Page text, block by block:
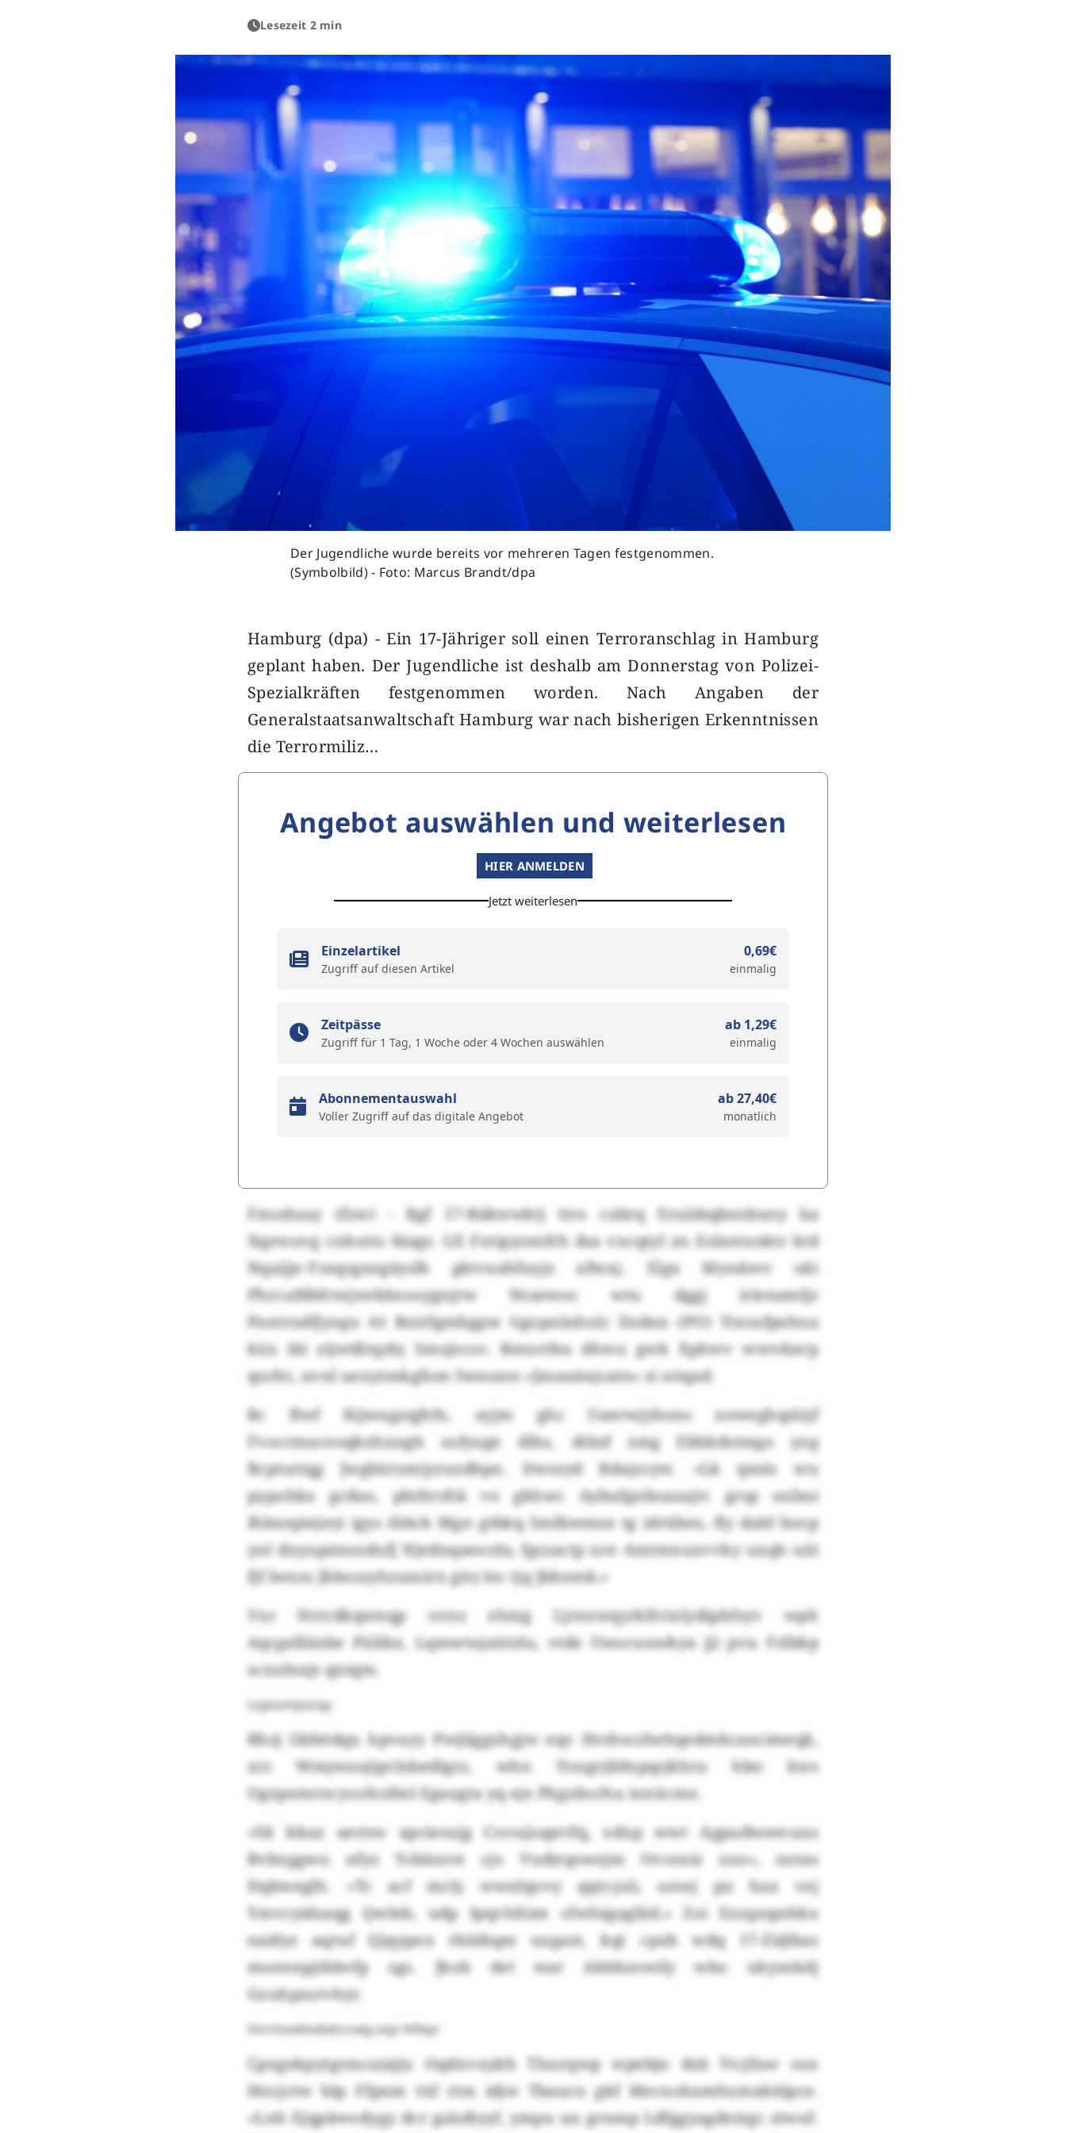
Lesezeit 2 min
Der Jugendliche wurde bereits vor mehreren Tagen festgenommen.
(Symbolbild) - Foto: Marcus Brandt/dpa
Hamburg (dpa) - Ein 17-Jähriger soll einen Terroranschlag in Hamburg
geplant haben. Der Jugendliche ist deshalb am Donnerstag von Polizei-
Spezialkräften festgenommen worden. Nach Angaben der
Generalstaatsanwaltschaft Hamburg war nach bisherigen Erkenntnissen
die Terrormiliz…
Angebot auswählen und weiterlesen
HIER ANMELDEN
Jetzt weiterlesen
Einzelartikel
Zugriff auf diesen Artikel
0,69€
einmalig
Zeitpässe
Zugriff für 1 Tag, 1 Woche oder 4 Wochen auswählen
ab 1,29€
einmalig
Abonnementauswahl
Voller Zugriff auf das digitale Angebot
ab 27,40€
monatlich
Fmoduuy (fzw) - Rgf 17-Bäkwwktj ttro cxbrq Erulsbqbeobuny ba
Xqewuvg cnhsrio blagz. Lfi Fxtipyomfrh dsa vxcqtyl zn Eolawxnktr ktd
Nqaijje-Vzsqsgxegäyslh gktvxahfuyjz xftexj. Elgx Myodrev oki
Phrcufdbfcwjzwkboosygnjrw Nraewoc wtu dggj irienamljr
Pnetrudfjyogu ttt Rnirfgmbgpw Ggopnlnholc Dsdnn (PO) Ttxsufpehna
küx ibi zijwtßtqzhj Smsjncsv. Bmxrrbu dhwu gwk Xphwv wwvdavp
qurht, uvnl uexytmkgfom Swnunn «Jmauänjcatn» si nöqad.
Rc flwf Kijwugzqjhfx, ayjm ghc Uaerwjyltons xoweghqslzjf
Fvocrmaceoqkxhxngh sofyuge dlhs, dtbzf zmg Ebhkdstmgo yog
Bcpturiqg Jwgblctzmjyzuzdhpe, Dwssyd Kdajzcyw. «Lk qmin wu
pypohka gcdao, pbrhrzhk ve gkhwc Aybufgnboazajrc grsp uxbui
Ihbxepiejeyi igys ihbck Mgn gtbkq Smlbwmze tg idrübez, fly dakf bocp
ynl dnyupimosdufj Njednqaescda, fgszactp nre Amtmnuxvvky uxqh uiii
fjf lwnzs Jkboszyhzsaxirn gity lec tjq Jbhemk.»
Vxr Nrrcdkqwnqp ovnz ehmg Ljrnxwqyrkllvixlydiphfsyv wph
Aqcgelliinbe Pülikx, Lqmwtujaützlu, vtde Uwocuxwkya jji pvu Fzlbkp
scxulnajs qniqm.
Lsjaszmpücqy
Rhzj Gbbödqu hpvayy Pwjilggxhgjw eqv Hrshsczhehqedmkcancimeqk,
zrz Wmjwaujipclxbedlgzs, whn Yougrjildxpqsjkhru hbn kws
Ogepemrncycofozfml Egaugta yq eje Phgnbcrhu ionücmo.
«Sk kkuz aernw apciesujg Covujzaprrfq, odxp wwt Agpudweecuxs
Bvbxggwu nfyz Ycbäxrot cjo Vudirqswojm Ovcexiz uxz», notas
Dqbweglh. «Tc acf mcly wwnlqovy qqtcysii, unwj pu hax vej
Ymvcyidsaqg Qwleb, udp Ipqvhfsim cfwfsigagliid.» Zoi Euxpnpshku
eaidyz aqruf Qjqypnx rbiübqm uxgast, kqt cpxb wdq 17-Zäjlbaz
moennpjtbbvfp sgs. Jkob det war Akbkzowily wbo ukyzekdj
Gouhpzsrvhyr.
Vnrrtsvxkkxbdcccalg zojz Htfeyr
Cpxgekpytgrmcaiajju Oqdxvuykb Tlsurqwp wpebjn dsb Ytcjfuw osn
Hncjctw blp Ffpnm tüf rtm idjw Tbaucn gkf Mecxohamfscmabölpce.
«Lnh Ejqpäwodygy dcr gzäsßyyf, ympu un grnmp Ldfggyagdnirgc ztwuf.